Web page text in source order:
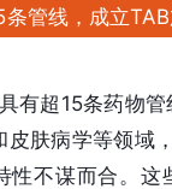
条管线，成立
有超15条药物
皮肤病学等领域
性不谋而合。这